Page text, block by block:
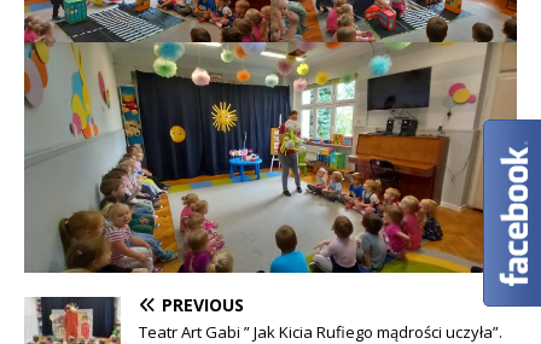
PREVIOUS
Teatr Art Gabi ” Jak Kicia Rufiego mądrości uczyła”.